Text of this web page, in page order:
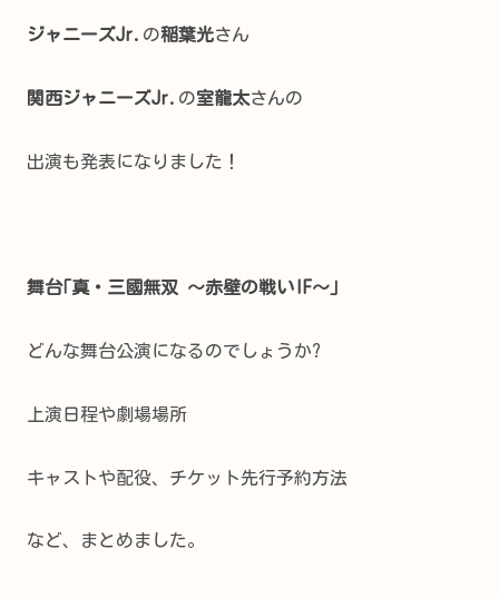
ジャニーズJr. の稲葉光さん
関西ジャニーズJr. の室龍太さんの
出演も発表になりました！
舞台｢真・三國無双 ～赤壁の戦いIF～｣
どんな舞台公演になるのでしょうか?
上演日程や劇場場所
キャストや配役、チケット先行予約方法
など、まとめました。